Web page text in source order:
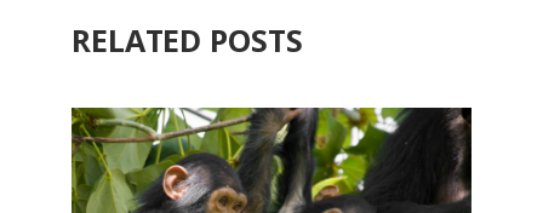
RELATED POSTS